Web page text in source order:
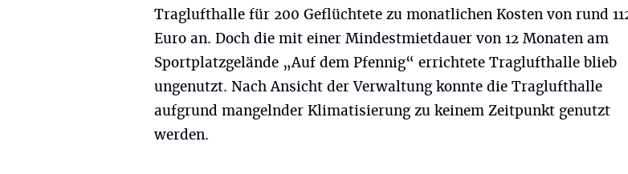
Traglufthalle für 200 Geflüchtete zu monatlichen Kosten von rund
Euro an. Doch die mit einer Mindestmietdauer von 12 Monaten am
Sportplatzgelände „Auf dem Pfennig“ errichtete Traglufthalle blieb
ungenutzt. Nach Ansicht der Verwaltung konnte die Traglufthalle
aufgrund mangelnder Klimatisierung zu keinem Zeitpunkt genutzt
werden.